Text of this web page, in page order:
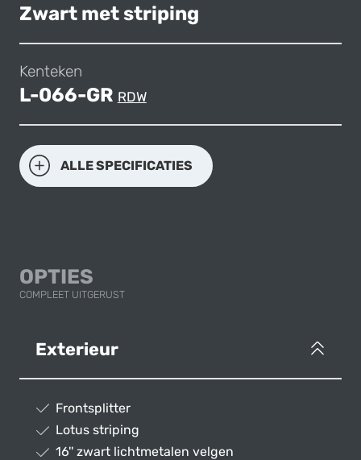
Zwart met striping
Kenteken
L-066-GR RDW
ALLE SPECIFICATIES
OPTIES
COMPLEET UITGERUST
Exterieur
Frontsplitter
Lotus striping
16'' zwart lichtmetalen velgen